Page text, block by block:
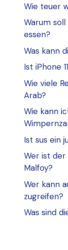
Wie teuer
Warum
essen?
Was kann
Ist iPhone
Wie viele
Arab?
Wie kann
Ist sus ein
Wer ist
Malfoy?
Wer kann
zugreifen?
Was sind